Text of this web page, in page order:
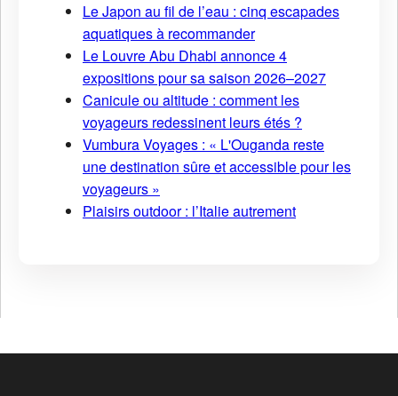
Le Japon au fil de l’eau : cinq escapades
aquatiques à recommander
Le Louvre Abu Dhabi annonce 4
expositions pour sa saison 2026–2027
Canicule ou altitude : comment les
voyageurs redessinent leurs étés ?
Vumbura Voyages : « L'Ouganda reste
une destination sûre et accessible pour les
voyageurs »
Plaisirs outdoor : l’Italie autrement